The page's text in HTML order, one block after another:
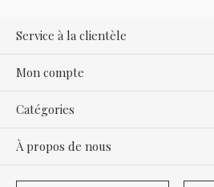
Service à la clientèle
Mon compte
Catégories
À propos de nous